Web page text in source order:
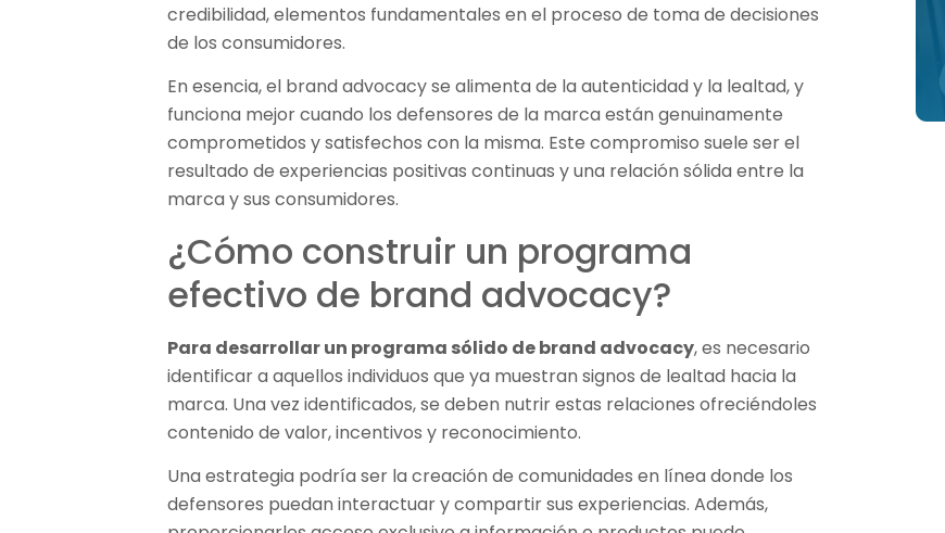
credibilidad, elementos fundamentales en el proceso de toma de decisiones
de los consumidores.
En esencia, el brand advocacy se alimenta de la autenticidad y la lealtad, y
funciona mejor cuando los defensores de la marca están genuinamente
comprometidos y satisfechos con la misma. Este compromiso suele ser el
resultado de experiencias positivas continuas y una relación sólida entre la
marca y sus consumidores.
¿Cómo construir un programa
efectivo de brand advocacy?
Para desarrollar un programa sólido de brand advocacy, es necesario
identificar a aquellos individuos que ya muestran signos de lealtad hacia la
marca. Una vez identificados, se deben nutrir estas relaciones ofreciéndoles
contenido de valor, incentivos y reconocimiento.
Una estrategia podría ser la creación de comunidades en línea donde los
defensores puedan interactuar y compartir sus experiencias. Además,